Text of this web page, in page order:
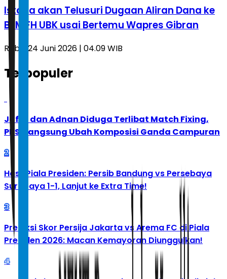
Istana akan Telusuri Dugaan Aliran Dana ke
BEM FH UBK usai Bertemu Wapres Gibran
Rabu, 24 Juni 2026 | 04.09 WIB
Terpopuler
Jafar dan Adnan Diduga Terlibat Match Fixing,
PBSI Langsung Ubah Komposisi Ganda Campuran
2
Hasil Piala Presiden: Persib Bandung vs Persebaya
Surabaya 1-1, Lanjut ke Extra Time!
3
Prediksi Skor Persija Jakarta vs Arema FC di Piala
Presiden 2026: Macan Kemayoran Diunggulkan!
4